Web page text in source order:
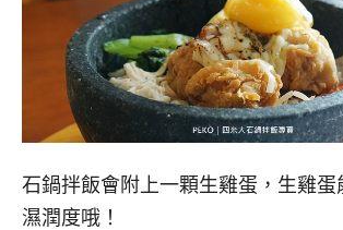
石鍋拌飯會附上一顆生雞蛋，生雞蛋
濕潤度哦！